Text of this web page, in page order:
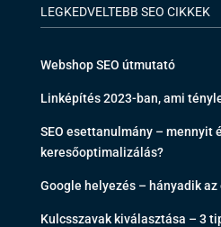
LEGKEDVELTEBB SEO CIKKEK
Webshop SEO útmutató
Linképítés 2023-ban, ami
SEO esettanulmány – mennyit
keresőoptimalizálás?
Google helyezés – hányadik
Kulcsszavak kiválasztása – 3